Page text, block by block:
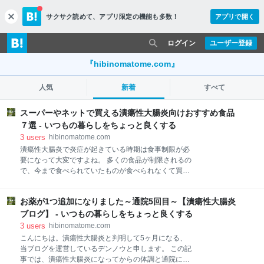
c
l
o
s
サクサク読めて、 アプリ限定の機能も多数！ アプリで開く
ユーザー登録
ログイン
『hibinomatome.com』
人気 新着 すべて
スーパーやネットで買える潰瘍性大腸炎向けおすすめ食品
７選 - いつもの暮らしをちょっと良くする
3 users
hibinomatome.com
潰瘍性大腸炎で炎症が起きている時期は食事制限が必
要になって大変ですよね。 多くの食品が制限されるの
で、今まで食べられていたものが食べられなくて買い
ですがまとめました。 よかったら今後の食事や料理に
役立ててください。 ※潰瘍性大腸炎の症状には個人差
があるので、医師と相談した上で少量から試して、体
調に影響が出ないか確認しましょう。 スーパーやネッ
トで買える潰瘍性大腸炎向けおすすめ食品 １：キュー
ピーライト ２：カレーの王子さま 顆粒 ３：特定原材
お薬が1つ追加になりました～通院5回目～【潰瘍性大腸炎
ブログ】 - いつもの暮らしをちょっと良くする
3 users
hibinomatome.com
こんにちは。潰瘍性大腸炎と判明して5ヶ月になる、
当ブログを運営しているデンノウと申します。 この記
事では、潰瘍性大腸炎になってからの体調と通院につ